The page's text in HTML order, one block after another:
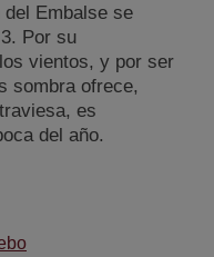
Embalse se
Por su
vientos, y por ser
sombra ofrece,
es
del año.